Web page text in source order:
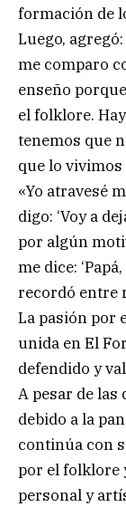
formación de
Luego,
me comparo
enseño
el folklore.
tenemos que
que lo vivimos
«Yo atravesé
digo: ‘Voy a
por algún
me dice:
recordó entre
La pasión por
unida en El
defendido y
A pesar de
debido a la
continúa con
por el folklore
personal y